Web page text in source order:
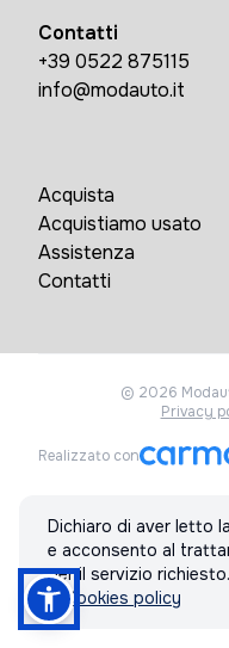
Contatti
+39 0522 875115
info@modauto.it
Acquista
Acquistiamo usato
Assistenza
Contatti
Dichiaro di aver letto
e acconsento al
per il servizio richiesto.
& Cookies policy
© 2026
Privacy
Realizzato con